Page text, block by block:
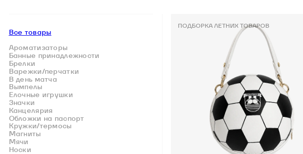
Все товары
Ароматизаторы
Банные принадлежности
Брелки
Варежки/перчатки
В день матча
Вымпелы
Елочные игрушки
Значки
Канцелярия
Обложки на паспорт
Кружки/термосы
Магниты
Мячи
Носки
ПОДБОРКА ЛЕТНИХ ТОВАРОВ